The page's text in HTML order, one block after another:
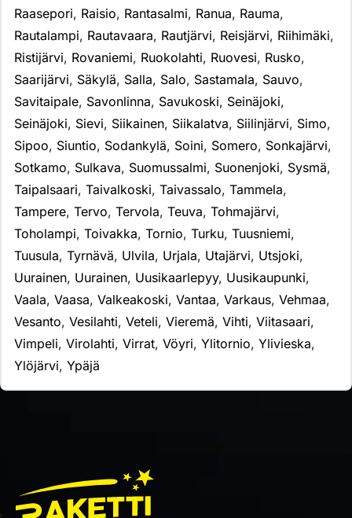
Raasepori, Raisio, Rantasalmi, Ranua, Rauma,
Rautalampi, Rautavaara, Rautjärvi, Reisjärvi, Riihimäki,
Ristijärvi, Rovaniemi, Ruokolahti, Ruovesi, Rusko,
Saarijärvi, Säkylä, Salla, Salo, Sastamala, Sauvo,
Savitaipale, Savonlinna, Savukoski, Seinäjoki,
Seinäjoki, Sievi, Siikainen, Siikalatva, Siilinjärvi, Simo,
Sipoo, Siuntio, Sodankylä, Soini, Somero, Sonkajärvi,
Sotkamo, Sulkava, Suomussalmi, Suonenjoki, Sysmä,
Taipalsaari, Taivalkoski, Taivassalo, Tammela,
Tampere, Tervo, Tervola, Teuva, Tohmajärvi,
Toholampi, Toivakka, Tornio, Turku, Tuusniemi,
Tuusula, Tyrnävä, Ulvila, Urjala, Utajärvi, Utsjoki,
Uurainen, Uurainen, Uusikaarlepyy, Uusikaupunki,
Vaala, Vaasa, Valkeakoski, Vantaa, Varkaus, Vehmaa,
Vesanto, Vesilahti, Veteli, Vieremä, Vihti, Viitasaari,
Vimpeli, Virolahti, Virrat, Vöyri, Ylitornio, Ylivieska,
Ylöjärvi, Ypäjä